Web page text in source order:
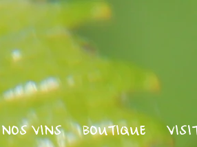
NOS VINS BOUTIQUE